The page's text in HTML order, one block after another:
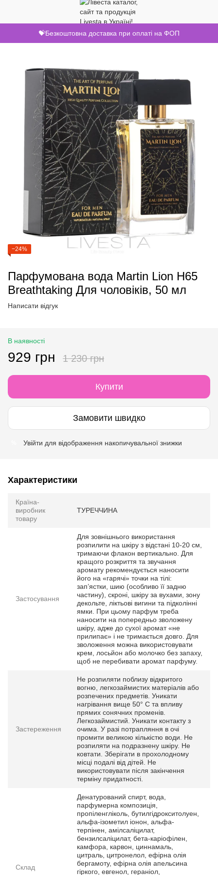
💝Безкоштовна доставка при оплаті на ФОП
−24%
Парфумована вода Martin Lion H65
Breathtaking Для чоловіків, 50 мл
Написати відгук
В наявності
929 грн 1 230 грн
Купити
Замовити швидко
Увійти для відображення накопичувальної знижки
Характеристики
Країна-
виробник
товару
ТУРЕЧЧИНА
Застосування
Для зовнішнього використання
розпилити на шкіру з відстані 10-20 см,
тримаючи флакон вертикально. Для
кращого розкриття та звучання
аромату рекомендується наносити
його на «гарячі» точки на тілі:
зап’ястки, шию (особливо її задню
частину), скроні, шкіру за вухами, зону
декольте, ліктьові вигини та підколінні
ямки. При цьому парфум треба
наносити на попередньо зволожену
шкіру, адже до сухої аромат «не
прилипає» і не тримається довго. Для
зволоження можна використовувати
крем, лосьйон або молочко без запаху,
щоб не перебивати аромат парфуму.
Застереження
Не розпиляти поблизу відкритого
вогню, легкозаймистих матеріалів або
розпечених предметів. Уникати
нагрівання вище 50° С та впливу
прямих сонячних променів.
Легкозаймистий. Уникати контакту з
очима. У разі потрапляння в очі
промити великою кількістю води. Не
розпиляти на подразнену шкіру. Не
ковтати. Зберігати в прохолодному
місці подалі від дітей. Не
використовувати після закінчення
терміну придатності.
Склад
Денатурований спирт, вода,
парфумерна композиція,
пропіленгліколь, бутилгідрокситолуен,
альфа-ізометил іонон, альфа-
терпінен, амілсаліцилат,
бензилсаліцилат, бета-каріофілен,
камфора, карвон, циннамаль,
цитраль, цитронелол, ефірна олія
бергамоту, ефірна олія апельсина
гіркого, евгенол, гераніол,